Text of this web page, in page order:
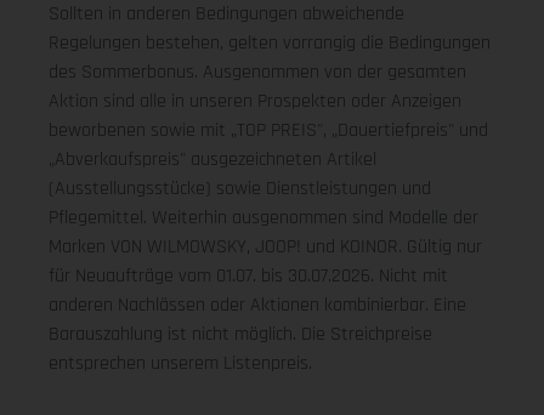
Sollten in anderen Bedingungen abweichende
Regelungen bestehen, gelten vorrangig die Bedingungen
des Sommerbonus. Ausgenommen von der gesamten
Aktion sind alle in unseren Prospekten oder Anzeigen
beworbenen sowie mit „TOP PREIS", „Dauertiefpreis" und
„Abverkaufspreis" ausgezeichneten Artikel
(Ausstellungsstücke) sowie Dienstleistungen und
Pflegemittel. Weiterhin ausgenommen sind Modelle der
Marken VON WILMOWSKY, JOOP! und KOINOR. Gültig nur
für Neuaufträge vom 01.07. bis 30.07.2026. Nicht mit
anderen Nachlässen oder Aktionen kombinierbar. Eine
Barauszahlung ist nicht möglich. Die Streichpreise
entsprechen unserem Listenpreis.